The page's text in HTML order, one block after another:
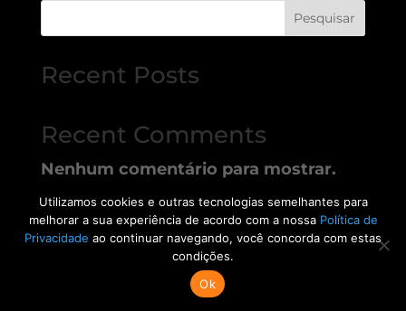
Pesquisar
Recent Posts
Recent Comments
Nenhum comentário para mostrar.
Utilizamos cookies e outras tecnologias semelhantes para
melhorar a sua experiência de acordo com a nossa Política de
Privacidade ao continuar navegando, você concorda com estas
condições.
Ok